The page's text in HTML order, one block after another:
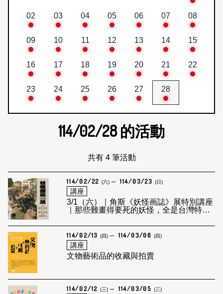
02 03 04 05 06 07 08
09 10 11 12 13 14 15
16 17 18 19 20 21 22
23 24 25 26 27 28
114/02/28的活動
共有 4 筆活動
114/02/22 (六) 114/03/23 (日)
講座
3/1（六）｜角斯《妖怪画誌》展特別講座
｜那些難畫得要死的妖怪，全是台灣特有
114/02/13 (四) 114/03/06 (四)
講座
文物藝術品的收藏與拍賣
114/02/12 (三) 114/03/05 (三)